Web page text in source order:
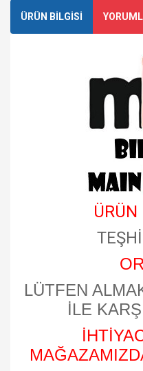
ÜRÜN BİLGİSİ
ÜRÜN
LÜTFEN
İLE